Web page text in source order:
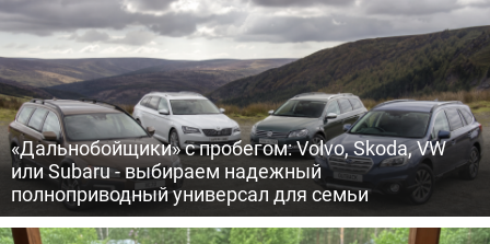
«Дальнобойщики» с пробегом: Volvo, Skoda, VW
или Subaru - выбираем надежный
полноприводный универсал для семьи